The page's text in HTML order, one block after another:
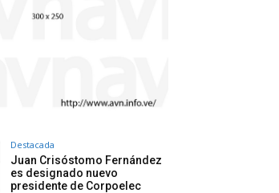
Destacada
Juan Crisóstomo Fernández
es designado nuevo
presidente de Corpoelec